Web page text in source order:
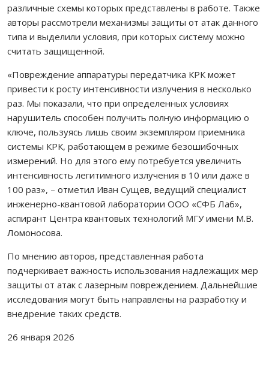
различные схемы которых представлены в работе. Также
авторы рассмотрели механизмы защиты от атак данного
типа и выделили условия, при которых систему можно
считать защищенной.
«Повреждение аппаратуры передатчика КРК может
привести к росту интенсивности излучения в несколько
раз. Мы показали, что при определенных условиях
нарушитель способен получить полную информацию о
ключе, пользуясь лишь своим экземпляром приемника
системы КРК, работающем в режиме безошибочных
измерений. Но для этого ему потребуется увеличить
интенсивность легитимного излучения в 10 или даже в
100 раз», – отметил Иван Сущев, ведущий специалист
инженерно-квантовой лаборатории ООО «СФБ Лаб»,
аспирант Центра квантовых технологий МГУ имени М.В.
Ломоносова.
По мнению авторов, представленная работа
подчеркивает важность использования надлежащих мер
защиты от атак с лазерным повреждением. Дальнейшие
исследования могут быть направлены на разработку и
внедрение таких средств.
26 января 2026